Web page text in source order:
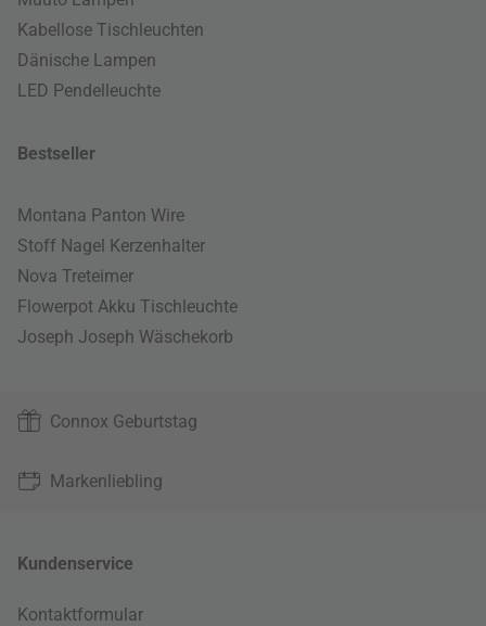
Kabellose Tischleuchten
Dänische Lampen
LED Pendelleuchte
Bestseller
Montana Panton Wire
Stoff Nagel Kerzenhalter
Nova Treteimer
Flowerpot Akku Tischleuchte
Joseph Joseph Wäschekorb
Connox Geburtstag
Markenliebling
Kundenservice
Kontaktformular